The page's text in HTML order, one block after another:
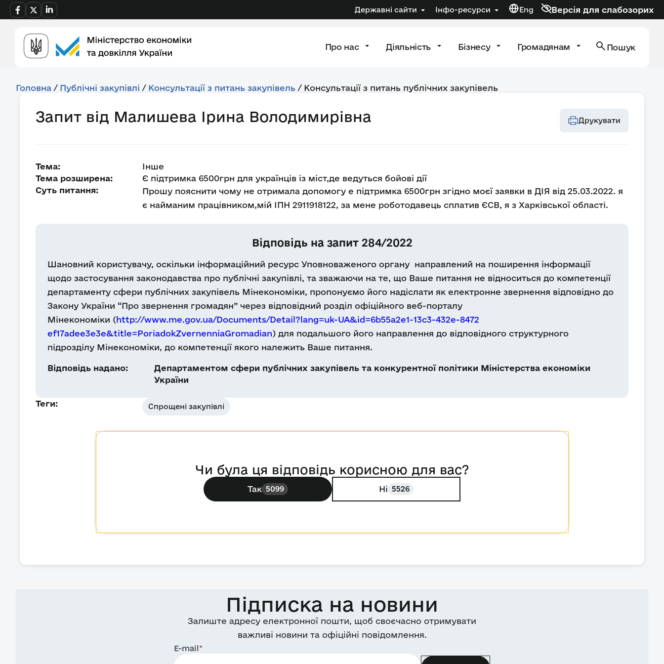
Державні сайти Інфо-ресурси Eng Версія для слабозорих
Про нас Діяльність Бізнесу Громадянам Пошук
Головна / Публічні закупівлі / Консультації з питань закупівель / Консультації з питань публічних закупівель
Запит від Малишева Ірина Володимирівна Друкувати
Тема:
Інше
Тема розширена:
Є підтримка 6500грн для українців із міст,де ведуться бойові дії
Суть питання:
Прошу пояснити чому не отримала допомогу е підтримка 6500грн згідно моєї заявки в ДІЯ від 25.03.2022. я
є найманим працівником,мій ІПН 2911918122, за мене роботодавець сплатив ЄСВ, я з Харківської області.
Відповідь на запит 284/2022
Шановний користувачу, оскільки інформаційний ресурс Уповноваженого органу направлений на поширення інформації
щодо застосування законодавства про публічні закупівлі, та зважаючи на те, що Ваше питання не відноситься до компетенції
департаменту сфери публічних закупівель Мінекономіки, пропонуємо його надіслати як електронне звернення відповідно до
Закону України “Про звернення громадян” через відповідний розділ офіційного веб-порталу
Мінекономіки (http://www.me.gov.ua/Documents/Detail?lang=uk-UA&id=6b55a2e1-13c3-432e-8472
ef17adee3e3e&title=PoriadokZvernenniaGromadian) для подальшого його направлення до відповідного структурного
підрозділу Мінекономіки, до компетенції якого належить Ваше питання.
Відповідь надано:
Департаментом сфери публічних закупівель та конкурентної політики Міністерства економіки
України
Теги: Спрощені закупівлі
Чи була ця відповідь корисною для вас?
Так 5099 Ні 5526
Підписка на новини
Залиште адресу електронної пошти, щоб своєчасно отримувати
важливі новини та офіційні повідомлення.
E-mail*